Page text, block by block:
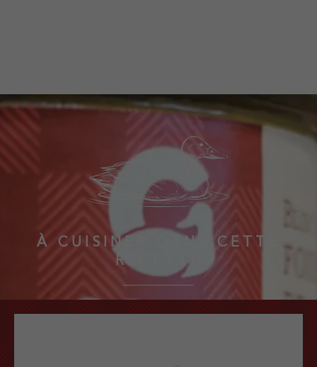
À CUISINER DANS CETTE
RECETTE